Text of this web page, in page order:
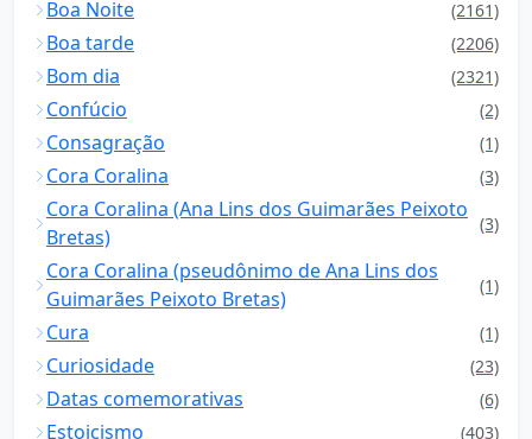
Boa Noite (2161)
Boa tarde (2206)
Bom dia (2321)
Confúcio (2)
Consagração (1)
Cora Coralina (3)
Cora Coralina (Ana Lins dos Guimarães Peixoto
Bretas)
(3)
Cora Coralina (pseudônimo de Ana Lins dos
Guimarães Peixoto Bretas)
(1)
Cura (1)
Curiosidade (23)
Datas comemorativas (6)
Estoicismo (403)